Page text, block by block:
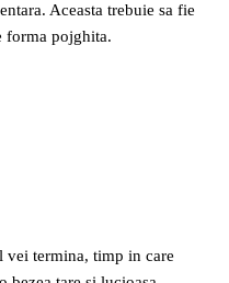
Aceasta trebuie sa fie
forma pojghita.
vei termina, timp in care